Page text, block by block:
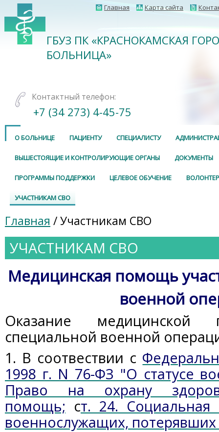
Главная Карта сайта
ГБУЗ ПК «КРАСНОКАМСКАЯ
БОЛЬНИЦА»
Контактный телефон:
+7 (34 273) 4-45-75
О БОЛЬНИЦЕ ПАЦИЕНТУ СПЕЦИАЛИСТУ
ВЫШЕСТОЯЩИЕ И КОНТРОЛИРУЮЩИЕ ОРГАНЫ ДОКУМЕНТЫ
ПРОГРАММЫ ПОДДЕРЖКИ ЦЕЛЕВОЕ ОБУЧЕНИЕ
УЧАСТНИКАМ СВО
Главная / Участникам СВО
УЧАСТНИКАМ СВО
Медицинская помощь
военной
Оказание медицинской
специальной военной
1. В соотвествии с
1998 г. N 76-ФЗ "О статусе
Право на охрану
помощь; cт. 24.
военнослужащих,